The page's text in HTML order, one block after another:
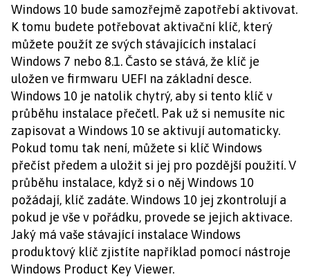
Windows 10 bude samozřejmě zapotřebí aktivovat.
K tomu budete potřebovat aktivační klíč, který
můžete použít ze svých stávajících instalací
Windows 7 nebo 8.1. Často se stává, že klíč je
uložen ve firmwaru UEFI na základní desce.
Windows 10 je natolik chytrý, aby si tento klíč v
průběhu instalace přečetl. Pak už si nemusíte nic
zapisovat a Windows 10 se aktivují automaticky.
Pokud tomu tak není, můžete si klíč Windows
přečíst předem a uložit si jej pro pozdější použití. V
průběhu instalace, když si o něj Windows 10
požádají, klíč zadáte. Windows 10 jej zkontrolují a
pokud je vše v pořádku, provede se jejich aktivace.
Jaký má vaše stávající instalace Windows
produktový klíč zjistíte například pomocí nástroje
Windows Product Key Viewer.